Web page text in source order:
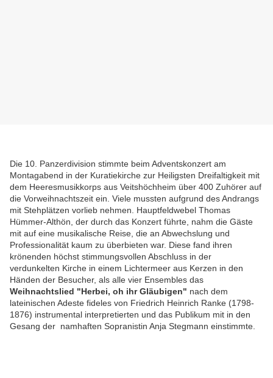
Die 10. Panzerdivision stimmte beim Adventskonzert am
Montagabend in der Kuratiekirche zur Heiligsten Dreifaltigkeit mit
dem Heeresmusikkorps aus Veitshöchheim über 400 Zuhörer auf
die Vorweihnachtszeit ein. Viele mussten aufgrund des Andrangs
mit Stehplätzen vorlieb nehmen. Hauptfeldwebel Thomas
Hümmer-Althön, der durch das Konzert führte, nahm die Gäste
mit auf eine musikalische Reise, die an Abwechslung und
Professionalität kaum zu überbieten war. Diese fand ihren
krönenden höchst stimmungsvollen Abschluss in der
verdunkelten Kirche in einem Lichtermeer aus Kerzen in den
Händen der Besucher, als alle vier Ensembles das
Weihnachtslied "Herbei, oh ihr Gläubigen" nach dem
lateinischen Adeste fideles von Friedrich Heinrich Ranke (1798-
1876) instrumental interpretierten und das Publikum mit in den
Gesang der namhaften Sopranistin Anja Stegmann einstimmte.